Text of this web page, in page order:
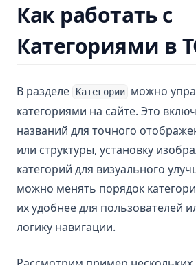
Как работать с
Категориями в
В разделе Категории можно
категориями на сайте. Это
названий для точного
или структуры, установку
категорий для визуального
можно менять порядок
их удобнее для пользователей
логику навигации.